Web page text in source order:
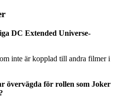
DC Extended Universe-
inte är kopplad till andra filmer i
övervägda för rollen som Joker